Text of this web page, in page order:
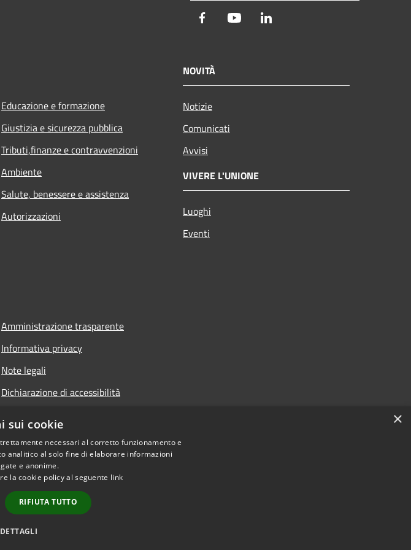
Facebook Youtube
Educazione e formazione
Giustizia e sicurezza pubblica
Tributi,finanze e contravvenzioni
Ambiente
Salute, benessere e assistenza
Autorizzazioni
NOVITÀ
Notizie
Comunicati
Avvisi
VIVERE L'UNIONE
Luoghi
Eventi
Amministrazione trasparente
Informativa privacy
Note legali
Dichiarazione di accessibilità
Copyright © 2026 • Unione Tresinaro Secchia • Powered by
×
sui cookie
necessari al corretto funzionamento e
analitico al solo fine di elaborare informazioni
e anonime.
la cookie policy al seguente link
RIFIUTA TUTTO